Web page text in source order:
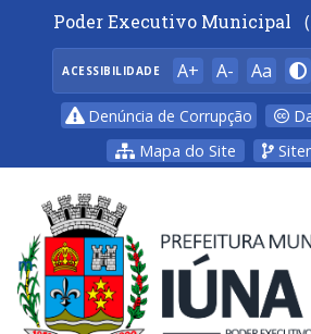
Poder Executivo Municipal
ACESSIBILIDADE A+ A- Aa
Denúncia de Corrupção
Mapa do Site